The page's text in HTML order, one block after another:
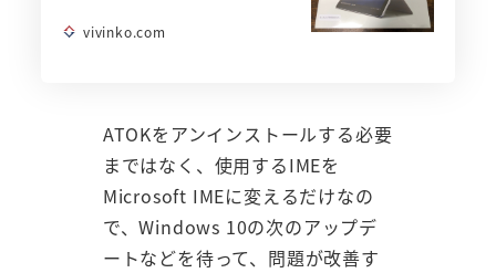
vivinko.com
ATOKをアンインストールする必要
まではなく、使用するIMEを
Microsoft IMEに変えるだけなの
で、Windows 10の次のアップデ
ートなどを待って、問題が改善す